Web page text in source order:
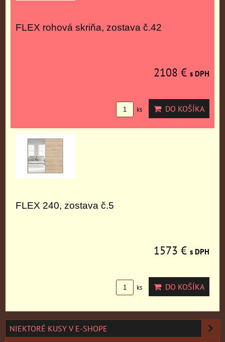
FLEX rohová skriňa, zostava č.42
2108 € s DPH
ks DO KOŠÍKA
FLEX 240, zostava č.5
1573 € s DPH
ks DO KOŠÍKA
NIEKTORÉ KUSY V E-SHOPE